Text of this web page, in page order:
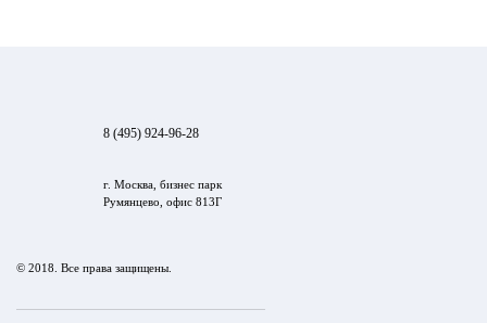
8 (495) 924-96-28
г. Москва, бизнес парк
Румянцево, офис 813Г
© 2018. Все права защищены.